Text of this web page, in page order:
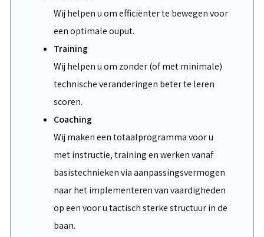
Wij helpen u om efficiënter te bewegen voor
een optimale ouput.
Training
Wij helpen u om zonder (of met minimale)
technische veranderingen beter te leren
scoren.
Coaching
Wij maken een totaalprogramma voor u
met instructie, training en werken vanaf
basistechnieken via aanpassingsvermogen
naar het implementeren van vaardigheden
op een voor u tactisch sterke structuur in de
baan.